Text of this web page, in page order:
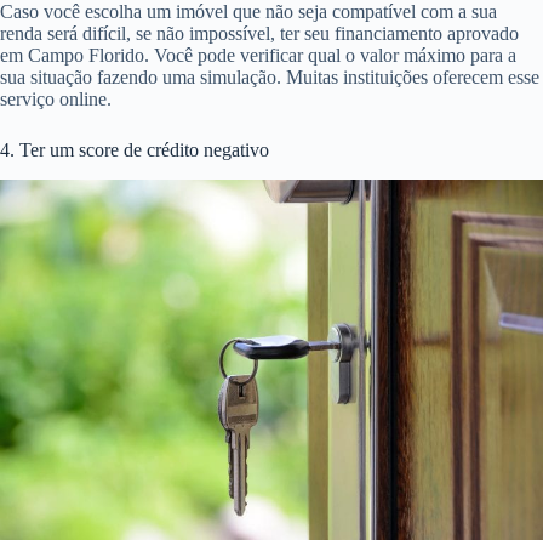
Caso você escolha um imóvel que não seja compatível com a sua
renda será difícil, se não impossível, ter seu financiamento aprovado
em Campo Florido. Você pode verificar qual o valor máximo para a
sua situação fazendo uma simulação. Muitas instituições oferecem esse
serviço online.
4. Ter um score de crédito negativo